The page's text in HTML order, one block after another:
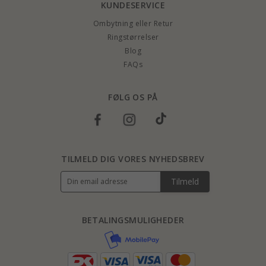
KUNDESERVICE
Ombytning eller Retur
Ringstørrelser
Blog
FAQs
FØLG OS PÅ
BETALINGSMULIGHEDER
TILMELD DIG VORES NYHEDSBREV
Tilmeld